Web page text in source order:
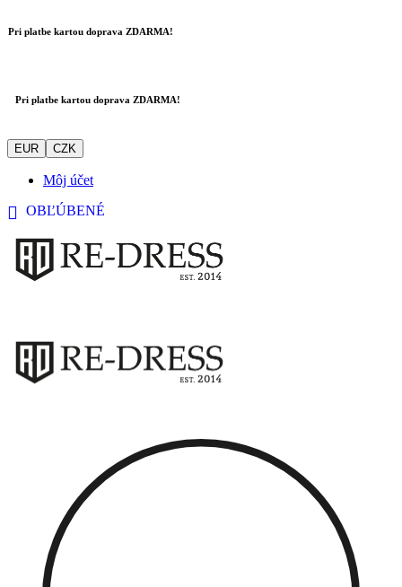
Pri platbe kartou doprava ZDARMA!
Pri platbe kartou doprava ZDARMA!
EUR CZK
Môj účet
OBĽÚBENÉ